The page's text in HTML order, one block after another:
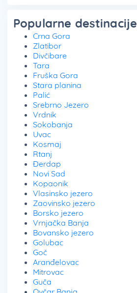
Popularne destinacije
Crna Gora
Zlatibor
Divčibare
Tara
Fruška Gora
Stara planina
Palić
Srebrno Jezero
Vrdnik
Sokobanja
Uvac
Kosmaj
Rtanj
Đerdap
Novi Sad
Kopaonik
Vlasinsko jezero
Zaovinsko jezero
Borsko jezero
Vrnjačka Banja
Bovansko jezero
Golubac
Goč
Aranđelovac
Mitrovac
Guča